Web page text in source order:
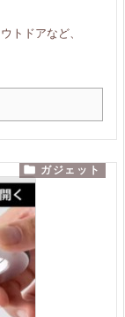
トドアなど、
 ガジェット